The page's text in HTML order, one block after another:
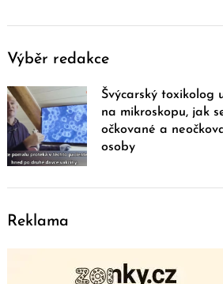
Výběr redakce
Švýcarský toxikolog
na mikroskopu, jak
očkované a
osoby
Reklama